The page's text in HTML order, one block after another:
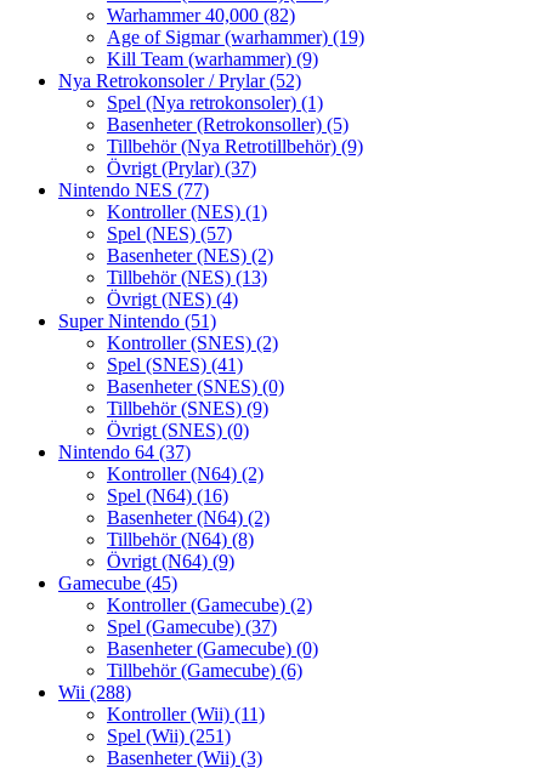
Warhammer 40,000 (82)
Age of Sigmar (warhammer) (19)
Kill Team (warhammer) (9)
Nya Retrokonsoler / Prylar(52)
Spel (Nya retrokonsoler) (1)
Basenheter (Retrokonsoller) (5)
Tillbehör (Nya Retrotillbehör) (9)
Övrigt (Prylar) (37)
Nintendo NES (77)
Kontroller (NES) (1)
Spel (NES) (57)
Basenheter (NES) (2)
Tillbehör (NES) (13)
Övrigt (NES) (4)
Super Nintendo (51)
Kontroller (SNES) (2)
Spel (SNES) (41)
Basenheter (SNES) (0)
Tillbehör (SNES) (9)
Övrigt (SNES) (0)
Nintendo 64 (37)
Kontroller (N64) (2)
Spel (N64) (16)
Basenheter (N64) (2)
Tillbehör (N64) (8)
Övrigt (N64) (9)
Gamecube (45)
Kontroller (Gamecube) (2)
Spel (Gamecube) (37)
Basenheter (Gamecube) (0)
Tillbehör (Gamecube) (6)
Wii (288)
Kontroller (Wii) (11)
Spel (Wii) (251)
Basenheter (Wii) (3)